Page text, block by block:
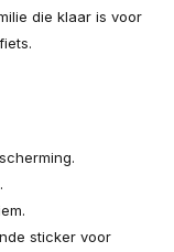
die klaar is voor
sticker voor